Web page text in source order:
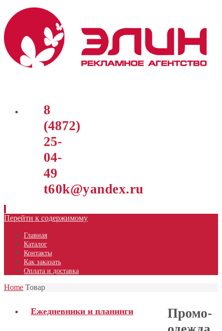
8
(4872)
25-
04-
49
t60k@yandex.ru
Перейти к содержимому
Главная
Каталог
Контакты
Как заказать
Оплата и доставка
Home Товар
Промо-
Ежедневники и планинги